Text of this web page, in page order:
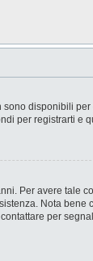
disponibili per
per registrarti e
Per avere tale
Nota bene
per